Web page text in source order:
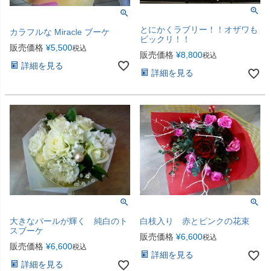
カラフルな Miracle ブーケ
販売価格 ¥5,500税込
詳細を見る
とにかくラブリー！！オザワも
ビックリ！！
販売価格 ¥8,800税込
詳細を見る
大きなパールが輝く 純白のト
スブーケ
販売価格 ¥6,600税込
詳細を見る
白枝入り 赤とピンクの花束
販売価格 ¥6,600税込
詳細を見る